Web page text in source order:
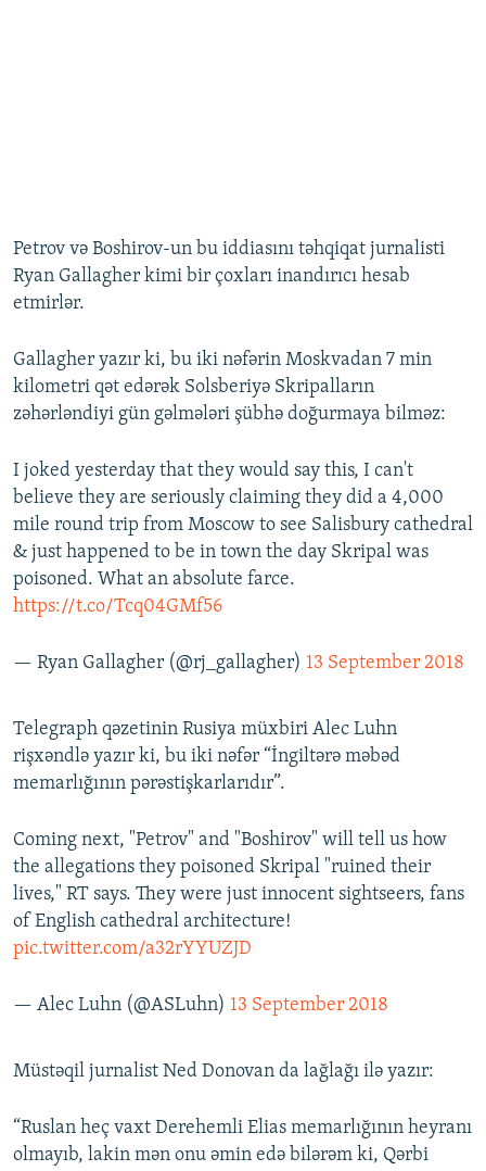
Petrov və Boshirov-un bu iddiasını təhqiqat jurnalisti
Ryan Gallagher kimi bir çoxları inandırıcı hesab
etmirlər.
Gallagher yazır ki, bu iki nəfərin Moskvadan 7 min
kilometri qət edərək Solsberiyə Skripalların
zəhərləndiyi gün gəlmələri şübhə doğurmaya bilməz:
I joked yesterday that they would say this, I can't
believe they are seriously claiming they did a 4,000
mile round trip from Moscow to see Salisbury cathedral
& just happened to be in town the day Skripal was
poisoned. What an absolute farce.
https://t.co/Tcq04GMf56
— Ryan Gallagher (@rj_gallagher) 13 September 2018
Telegraph qəzetinin Rusiya müxbiri Alec Luhn
rişxəndlə yazır ki, bu iki nəfər “İngiltərə məbəd
memarlığının pərəstişkarlarıdır”.
Coming next, "Petrov" and "Boshirov" will tell us how
the allegations they poisoned Skripal "ruined their
lives," RT says. They were just innocent sightseers, fans
of English cathedral architecture!
pic.twitter.com/a32rYYUZJD
— Alec Luhn (@ASLuhn) 13 September 2018
Müstəqil jurnalist Ned Donovan da lağlağı ilə yazır:
“Ruslan heç vaxt Derehemli Elias memarlığının heyranı
olmayıb, lakin mən onu əmin edə bilərəm ki, Qərbi